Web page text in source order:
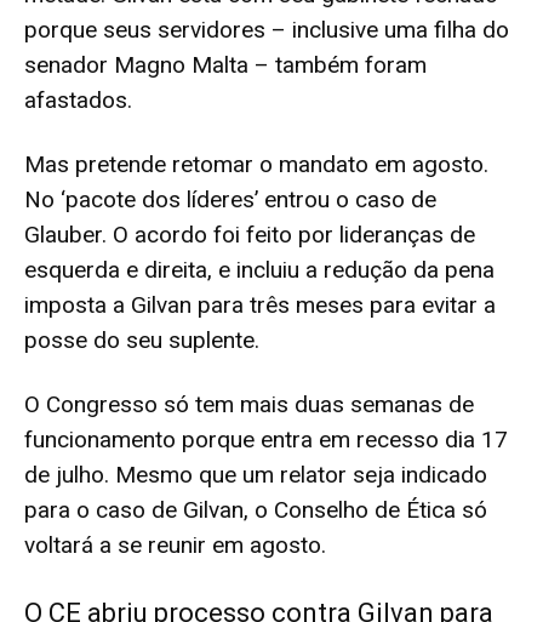
porque seus servidores – inclusive uma filha do
senador Magno Malta – também foram
afastados.
Mas pretende retomar o mandato em agosto.
No ‘pacote dos líderes’ entrou o caso de
Glauber. O acordo foi feito por lideranças de
esquerda e direita, e incluiu a redução da pena
imposta a Gilvan para três meses para evitar a
posse do seu suplente.
O Congresso só tem mais duas semanas de
funcionamento porque entra em recesso dia 17
de julho. Mesmo que um relator seja indicado
para o caso de Gilvan, o Conselho de Ética só
voltará a se reunir em agosto.
O CE abriu processo contra Gilvan para